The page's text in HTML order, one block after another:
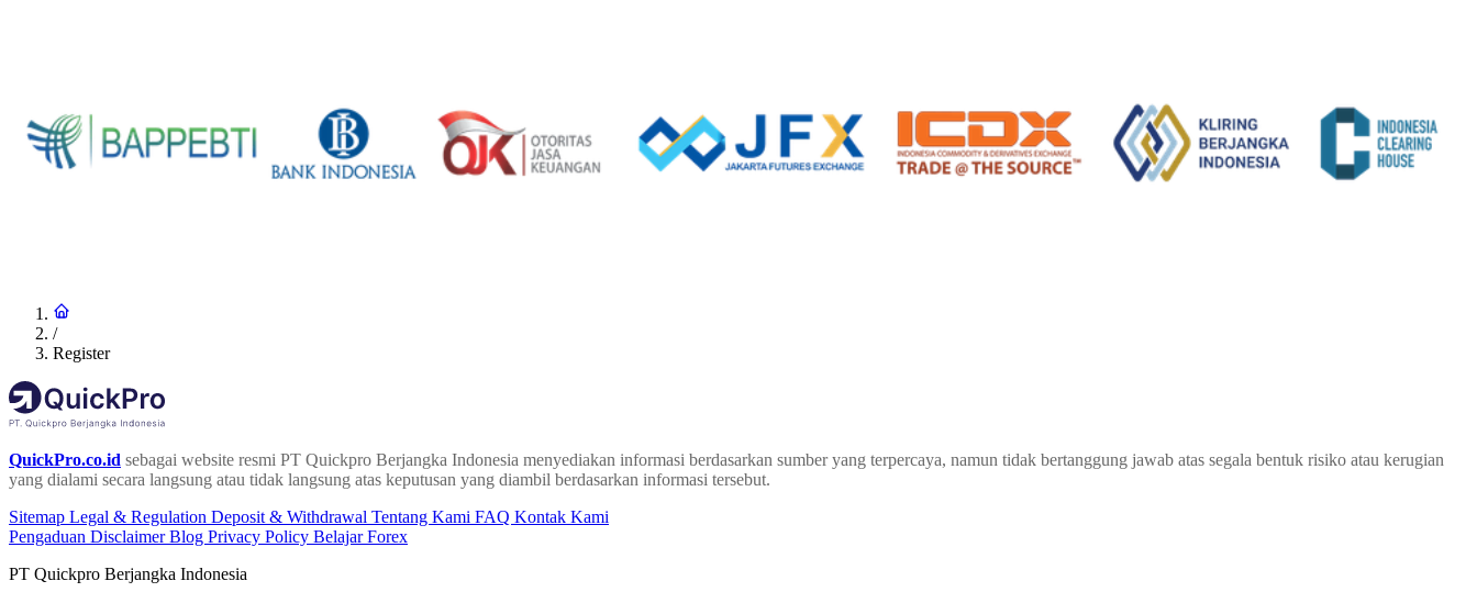
/
Register
QuickPro.co.id sebagai website resmi PT Quickpro Berjangka Indonesia menyediakan informasi berdasarkan sumber yang terpercaya, namun tidak bertanggung jawab atas segala bentuk risiko atau kerugian
yang dialami secara langsung atau tidak langsung atas keputusan yang diambil berdasarkan informasi tersebut.
Sitemap Legal & Regulation Deposit & Withdrawal Tentang Kami FAQ Kontak Kami
Pengaduan DisclaimerBlog Privacy Policy Belajar Forex
PT Quickpro Berjangka Indonesia